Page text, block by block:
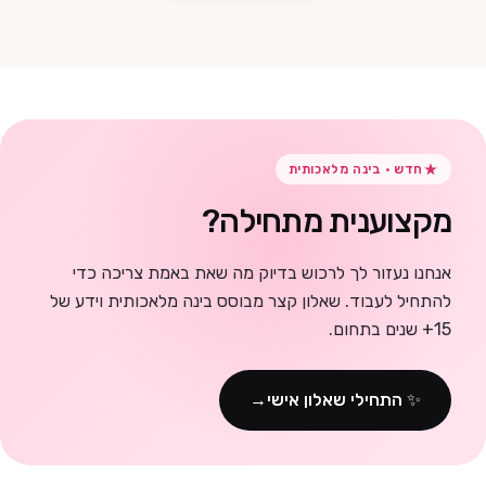
חדש · בינה מלאכותית
מקצוענית מתחילה?
אנחנו נעזור לך לרכוש בדיוק מה שאת באמת צריכה כדי
להתחיל לעבוד. שאלון קצר מבוסס בינה מלאכותית וידע של
15+ שנים בתחום.
✨ התחילי שאלון אישי →